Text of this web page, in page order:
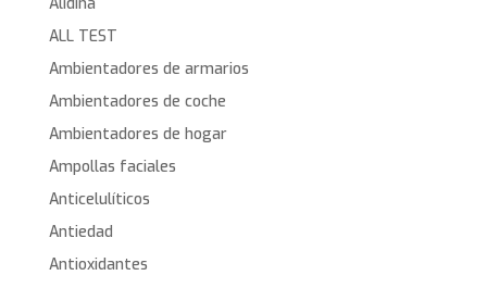
ALL TEST
Ambientadores de armarios
Ambientadores de coche
Ambientadores de hogar
Ampollas faciales
Anticelulíticos
Antiedad
Antioxidantes